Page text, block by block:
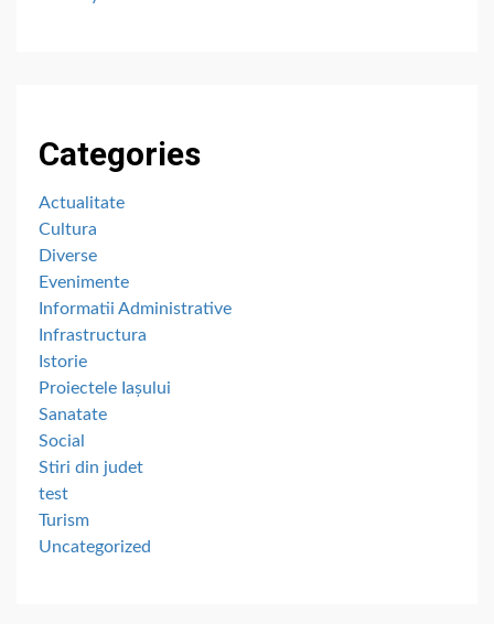
Categories
Actualitate
Cultura
Diverse
Evenimente
Informatii Administrative
Infrastructura
Istorie
Proiectele Iașului
Sanatate
Social
Stiri din judet
test
Turism
Uncategorized